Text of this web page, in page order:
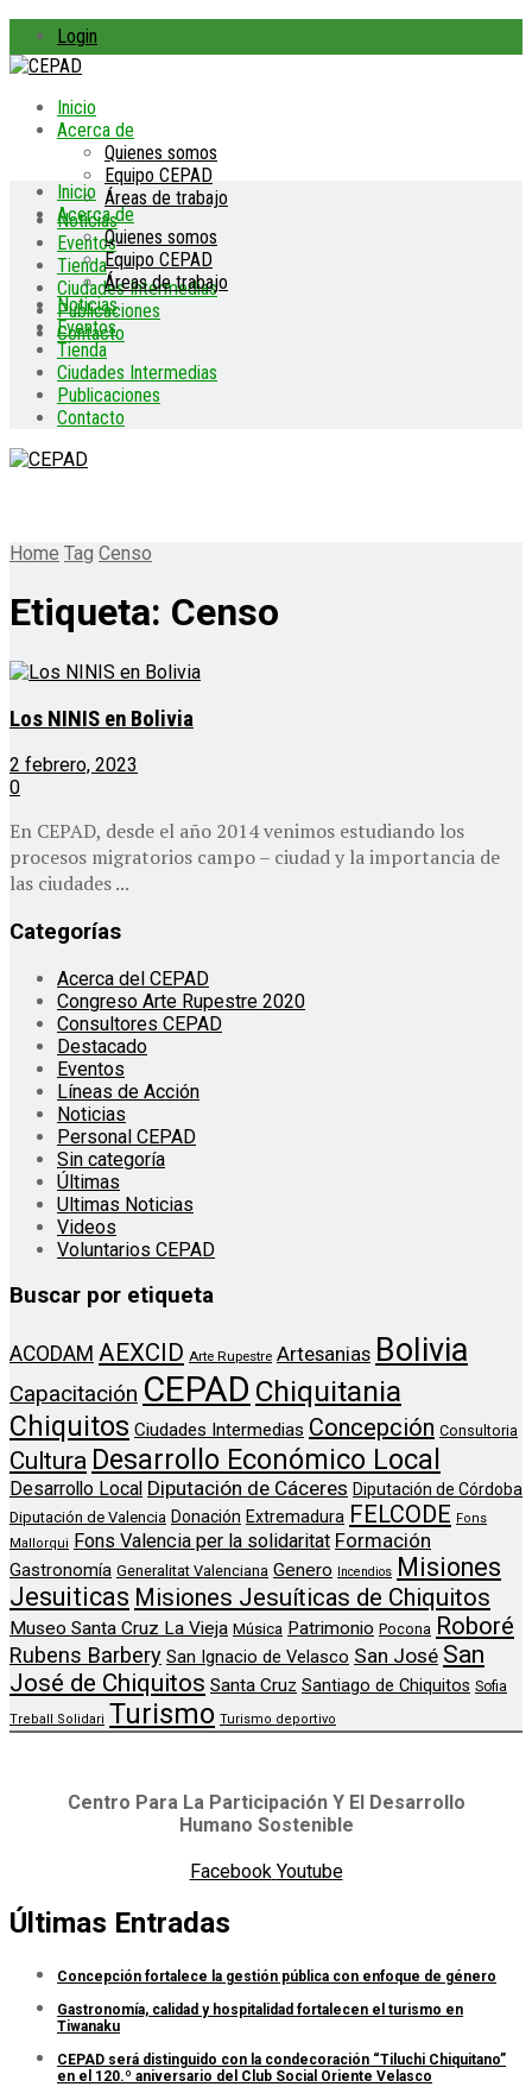
Login
Inicio
Acerca de
Quienes somos
Equipo CEPAD
Áreas de trabajo
Noticias
Eventos
Tienda
Ciudades Intermedias
Publicaciones
Contacto
Inicio
Acerca de
Quienes somos
Equipo CEPAD
Áreas de trabajo
Noticias
Eventos
Tienda
Ciudades Intermedias
Publicaciones
Contacto
Home Tag Censo
Etiqueta: Censo
Los NINIS en Bolivia
2 febrero, 2023
0
En CEPAD, desde el año 2014 venimos estudiando los
procesos migratorios campo – ciudad y la importancia de
las ciudades ...
Categorías
Acerca del CEPAD
Congreso Arte Rupestre 2020
Consultores CEPAD
Destacado
Eventos
Líneas de Acción
Noticias
Personal CEPAD
Sin categoría
Últimas
Ultimas Noticias
Videos
Voluntarios CEPAD
Buscar por etiqueta
ACODAM AEXCID Arte Rupestre Artesanias Bolivia
Capacitación CEPAD Chiquitania
Chiquitos Ciudades Intermedias Concepción Consultoria
Cultura Desarrollo Económico Local
Desarrollo Local Diputación de Cáceres Diputación de Córdoba
Diputación de Valencia Donación Extremadura FELCODE Fons
Mallorqui
Fons Valencia per la solidaritat Formación
Gastronomía Generalitat Valenciana Genero Incendios Misiones
Jesuiticas Misiones Jesuíticas de Chiquitos
Museo Santa Cruz La Vieja Música Patrimonio Pocona Roboré
Rubens Barbery San Ignacio de Velasco San José San
José de Chiquitos Santa Cruz Santiago de Chiquitos Sofia
Treball Solidari Turismo Turismo deportivo
Centro Para La Participación Y El Desarrollo
Humano Sostenible
Facebook Youtube
Últimas Entradas
Concepción fortalece la gestión pública con enfoque de género
Gastronomía, calidad y hospitalidad fortalecen el turismo en
Tiwanaku
CEPAD será distinguido con la condecoración “Tiluchi Chiquitano”
en el 120.º aniversario del Club Social Oriente Velasco